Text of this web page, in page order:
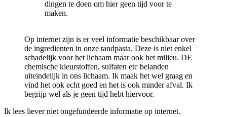
dingen te doen om hier geen tijd voor te
maken.
Op internet zijn is er veel informatie beschikbaar over
de ingredienten in onze tandpasta. Deze is niet enkel
schadelijk voor het lichaam maar ook het milieu. DE
chemische kleurstoffen, sulfaten etc belanden
uiteindelijk in ons lichaam. Ik maak het wel graag en
vind het ook echt goed en het is ook minder afval. Ik
begrijp wel als je geen tijd hebt hiervoor.
Ik lees liever niet ongefundeerde informatie op internet.